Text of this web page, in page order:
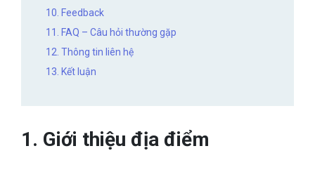
10. Feedback
11. FAQ – Câu hỏi thường gặp
12. Thông tin liên hệ
13. Kết luận
1. Giới thiệu địa điểm